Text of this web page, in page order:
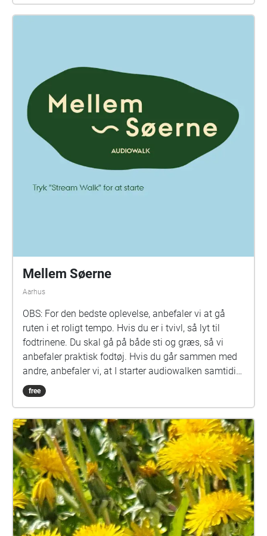
Mellem Søerne
Aarhus
OBS: For den bedste oplevelse, anbefaler vi at gå
ruten i et roligt tempo. Hvis du er i tvivl, så lyt til
fodtrinene. Du skal gå på både sti og græs, så vi
anbefaler praktisk fodtøj. Hvis du går sammen med
andre, anbefaler vi, at I starter audiowalken samtidig.
Kort over ruten: https://imgur.com/a/svg95LL Læs
mere om Mellem Søerne her:
soeerne-en-audiowalk-i-uniparken Praktisk
information For at starte audiowalken, stiller du dig
nær hovedindgangen til Det Kgl. Bibliotek. Herefter
trykker du STREAM WALK -> START. Du kan derefter
lægge din telefon i lommen. Igennem hele
fortællingen, skal du følge karaktererne rundt i
Universitetsparken. Det betyder, at når du bliver bedt
om at stoppe, er det vigtigt, at du stopper op. Du skal
free